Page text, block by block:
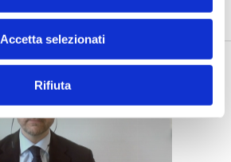
Accetta selezionati
Rifiuta